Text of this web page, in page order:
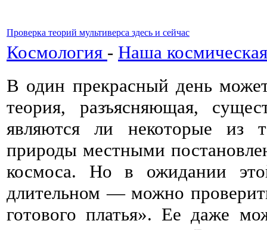
Проверка теорий мультиверса здесь и сейчас
Космология - Наша
В один прекрасный день
теория, разъясняющая,
являются ли некоторые из
природы местными
космоса. Но в ожидании
длительном — можно
готового платья». Ее даже